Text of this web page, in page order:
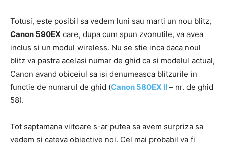
Totusi, este posibil sa vedem luni sau marti un nou blitz,
Canon 590EX care, dupa cum spun zvonutile, va avea
inclus si un modul wireless. Nu se stie inca daca noul
blitz va pastra acelasi numar de ghid ca si modelul actual,
Canon avand obiceiul sa isi denumeasca blitzurile in
functie de numarul de ghid (Canon 580EX II – nr. de ghid
58).
Tot saptamana viitoare s-ar putea sa avem surpriza sa
vedem si cateva obiective noi. Cel mai probabil va fi